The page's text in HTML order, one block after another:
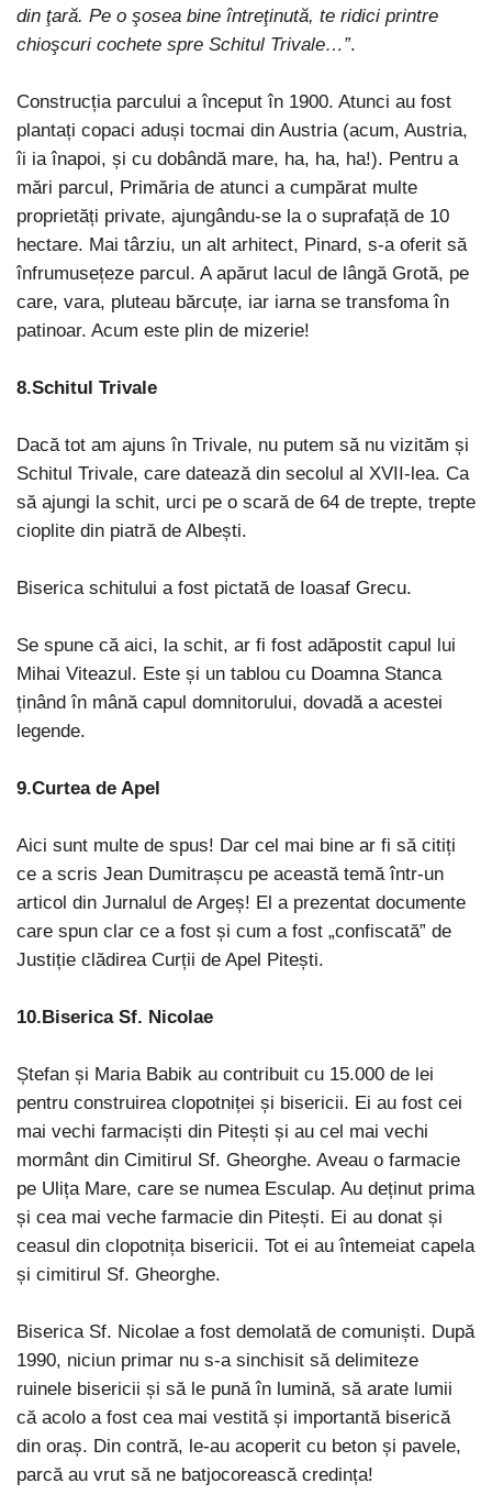
din ţară. Pe o şosea bine întreţinută, te ridici printre
chioşcuri cochete spre Schitul Trivale…”.
Construcția parcului a început în 1900. Atunci au fost
plantați copaci aduși tocmai din Austria (acum, Austria,
îi ia înapoi, și cu dobândă mare, ha, ha, ha!). Pentru a
mări parcul, Primăria de atunci a cumpărat multe
proprietăți private, ajungându-se la o suprafață de 10
hectare. Mai târziu, un alt arhitect, Pinard, s-a oferit să
înfrumusețeze parcul. A apărut lacul de lângă Grotă, pe
care, vara, pluteau bărcuțe, iar iarna se transfoma în
patinoar. Acum este plin de mizerie!
8.Schitul Trivale
Dacă tot am ajuns în Trivale, nu putem să nu vizităm și
Schitul Trivale, care datează din secolul al XVII-lea. Ca
să ajungi la schit, urci pe o scară de 64 de trepte, trepte
cioplite din piatră de Albești.
Biserica schitului a fost pictată de Ioasaf Grecu.
Se spune că aici, la schit, ar fi fost adăpostit capul lui
Mihai Viteazul. Este și un tablou cu Doamna Stanca
ținând în mână capul domnitorului, dovadă a acestei
legende.
9.Curtea de Apel
Aici sunt multe de spus! Dar cel mai bine ar fi să citiți
ce a scris Jean Dumitrașcu pe această temă într-un
articol din Jurnalul de Argeș! El a prezentat documente
care spun clar ce a fost și cum a fost „confiscată” de
Justiție clădirea Curții de Apel Pitești.
10.Biserica Sf. Nicolae
Ștefan și Maria Babik au contribuit cu 15.000 de lei
pentru construirea clopotniței și bisericii. Ei au fost cei
mai vechi farmaciști din Pitești și au cel mai vechi
mormânt din Cimitirul Sf. Gheorghe. Aveau o farmacie
pe Ulița Mare, care se numea Esculap. Au deținut prima
și cea mai veche farmacie din Pitești. Ei au donat și
ceasul din clopotnița bisericii. Tot ei au întemeiat capela
și cimitirul Sf. Gheorghe.
Biserica Sf. Nicolae a fost demolată de comuniști. După
1990, niciun primar nu s-a sinchisit să delimiteze
ruinele bisericii și să le pună în lumină, să arate lumii
că acolo a fost cea mai vestită și importantă biserică
din oraș. Din contră, le-au acoperit cu beton și pavele,
parcă au vrut să ne batjocorească credința!